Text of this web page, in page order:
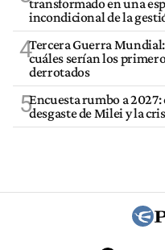
transformado en una
incondicional de la
4Tercera Guerra
cuáles serían los
derrotados
5Encuesta rumbo a
desgaste de Milei y la